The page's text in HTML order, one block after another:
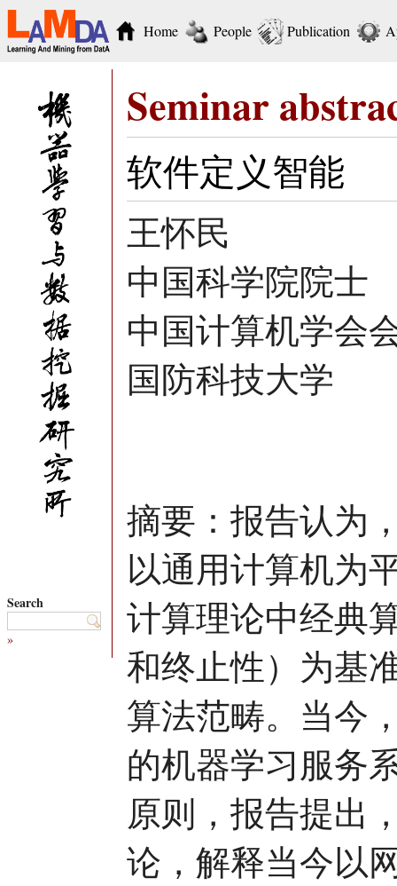
Home People Publication
Search
»
Seminar
软件定义智能
王怀民
中国科学院院士
中国计算机学会
国防科技大学
摘要：报告认为
以通用计算机为
计算理论中经典
和终止性）为基
算法范畴。当今
的机器学习服务
原则，报告提出
论，解释当今以